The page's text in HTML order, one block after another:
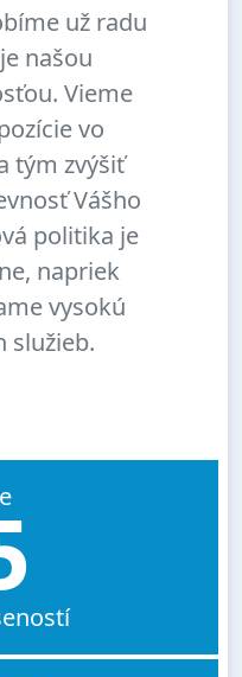
už radu
našou
Vieme
vo
tým zvýšiť
Vášho
politika je
napriek
vysokú
služieb.